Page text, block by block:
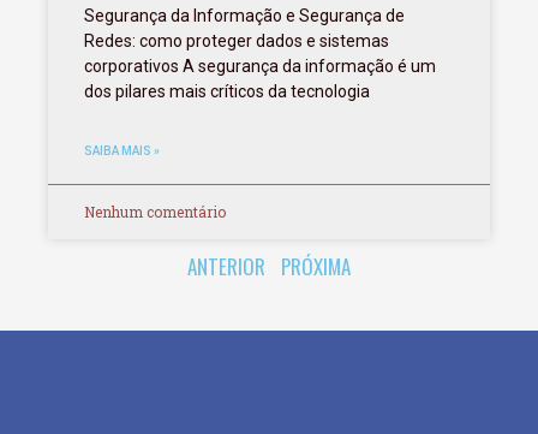
Segurança da Informação e Segurança de
Redes: como proteger dados e sistemas
corporativos A segurança da informação é um
dos pilares mais críticos da tecnologia
SAIBA MAIS »
Nenhum comentário
ANTERIOR PRÓXIMA